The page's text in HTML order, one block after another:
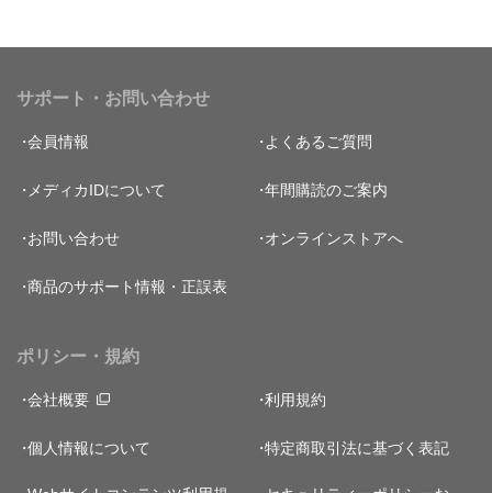
サポート・お問い合わせ
会員情報 よくあるご質問
メディカIDについて 年間購読のご案内
お問い合わせ オンラインストアへ
商品のサポート情報・正誤表
ポリシー・規約
会社概要 利用規約
個人情報について 特定商取引法に基づく表記